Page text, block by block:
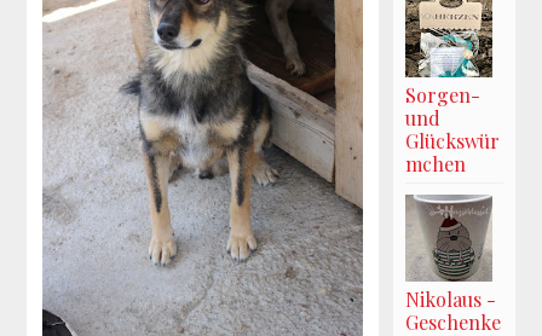
Sorgen-
und
Glückswür
mchen
Nikolaus -
Geschenke